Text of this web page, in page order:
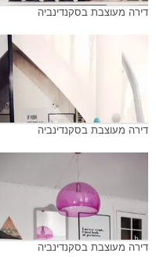
דירה מעוצבת בסקנדינביה
דירה מעוצבת בסקנדינביה
דירה מעוצבת בסקנדינביה